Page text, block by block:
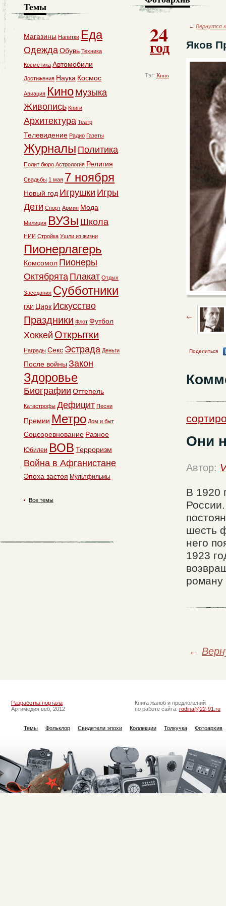
24
год
Тэг: Кино
← Вернутся
Яков
Поделиться
Они
Автор:
В 1920
шесть
него
1923
роману
←
Темы
Магазины Напитки Еда
ОдеждаОбувь Техника
Косметика Автомобили
Достижения Наука Космос
Авиация Кино Музыка
Живопись Книги
Архитектура Театр
Телевидение Радио Газеты
Журналы Политика
Полит бюро Астрология Религия
Свадьбы 1 мая 7 ноября
Новый год Игрушки Игры
Дети Спорт Армия Мода
Милиция ВУЗы Школа
НИИ Стройка Ушли из жизни
Пионерлагерь
Комсомол Пионеры
Октябрята Плакат Отдых
Заседания Субботники
ГАИ Цирк Искусство
Праздники Флот Футбол
Хоккей Открытки
Награды Секс Эстрада Деньги
После войны Закон
Здоровье
Биографии Оттепель
Катастрофы Дефицит Песни
Премии Метро Дом и быт
Соцсоревнование Разное
Юбилеи ВОВ Терроризм
Война в Афганистане
Эпоха застоя Мультфильмы
Все темы
Разработка портала
Артимедия веб, 2012
Книга жалоб и предложений
по работе сайта: rodina@22-91.ru
Темы Фольклор Свидетели эпохи Коллекции Толкучка Фотоархив